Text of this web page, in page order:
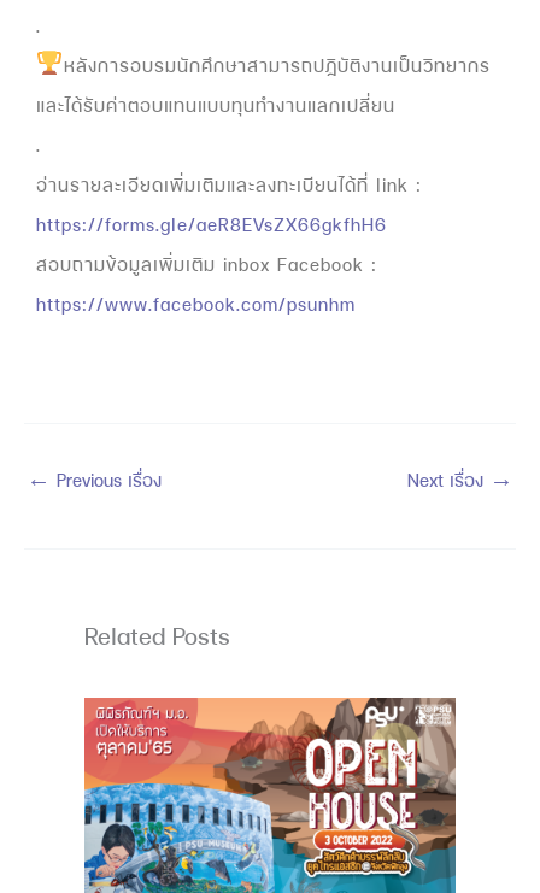
.
หลังการอบรมนักศึกษาสามารถปฏิบัติงานเป็นวิทยากร
และได้รับค่าตอบแทนแบบทุนทำงานแลกเปลี่ยน
.
อ่านรายละเอียดเพิ่มเติมและลงทะเบียนได้ที่ link :
https://forms.gle/aeR8EVsZX66gkfhH6
สอบถามข้อมูลเพิ่มเติม inbox Facebook :
https://www.facebook.com/psunhm
← Previous เรื่อง Next เรื่อง →
Related Posts